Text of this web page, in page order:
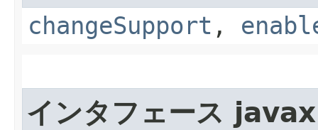
changeSupport ,
インタフェース